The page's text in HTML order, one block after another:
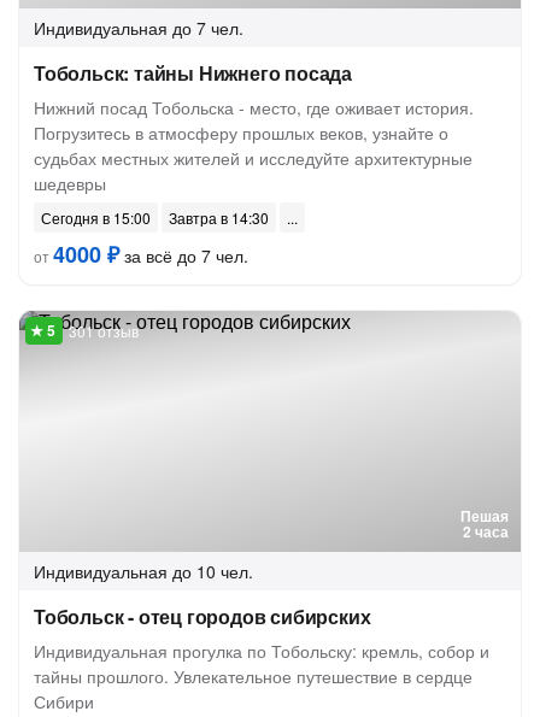
Индивидуальная до 7 чел.
Тобольск: тайны Нижнего посада
Нижний посад Тобольска - место, где оживает история.
Погрузитесь в атмосферу прошлых веков, узнайте о
судьбах местных жителей и исследуйте архитектурные
шедевры
Сегодня в 15:00
Завтра в 14:30
от4000 ₽за всё до 7 чел.
Пешая
2 часа
301 отзыв
Индивидуальная до 10 чел.
Тобольск - отец городов сибирских
Индивидуальная прогулка по Тобольску: кремль, собор и
тайны прошлого. Увлекательное путешествие в сердце
Сибири